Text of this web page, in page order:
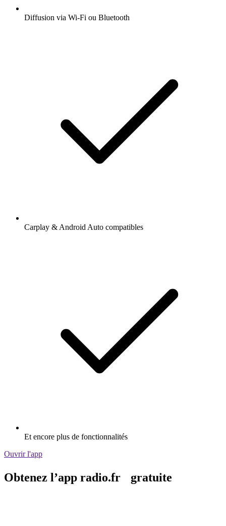
Diffusion via Wi-Fi ou Bluetooth
Carplay & Android Auto compatibles
Et encore plus de fonctionnalités
Ouvrir l'app
Obtenez l’app radio.fr gratuite